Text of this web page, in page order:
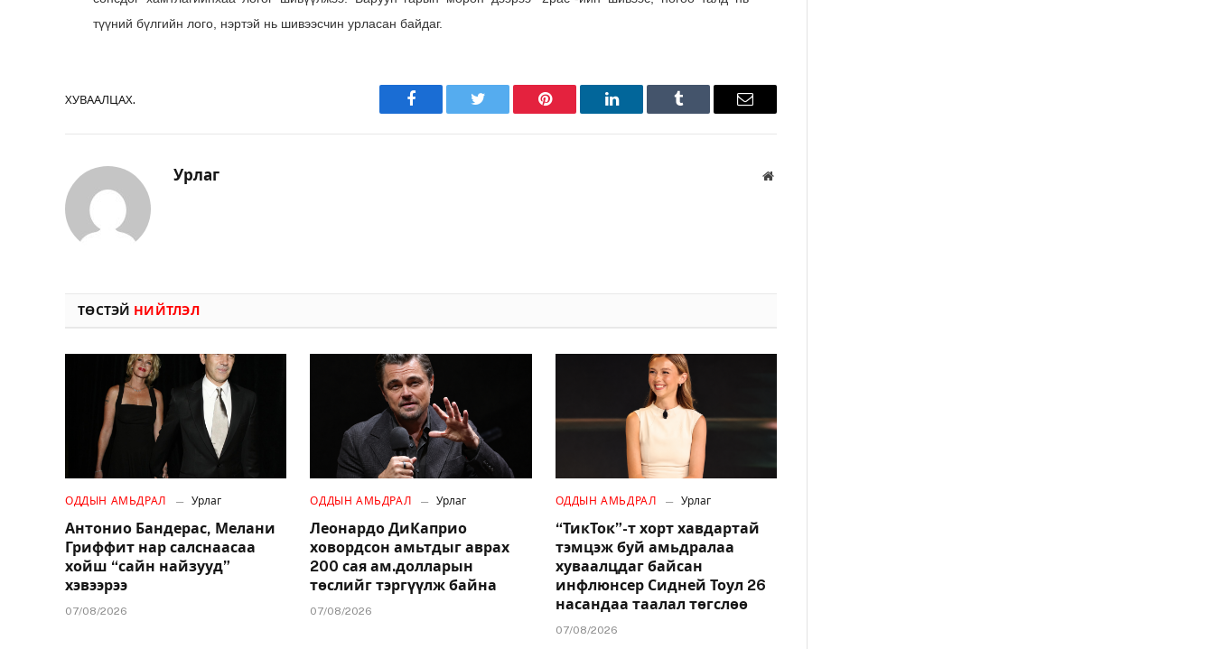
түүний бүлгийн лого, нэртэй нь шивээсчин урласан байдаг.
ХУВААЛЦАХ.
Facebook Twitter Pinterest LinkedIn Tumblr Имэйл
Урлаг Вэбсайт
ТӨСТЭЙ НИЙТЛЭЛ
ОДДЫН АМЬДРАЛ Урлаг
Антонио Бандерас, Мелани
Гриффит нар салснаасаа
хойш “сайн найзууд”
хэвээрээ
07/08/2026
ОДДЫН АМЬДРАЛ Урлаг
Леонардо ДиКаприо
ховордсон амьтдыг аврах
200 сая ам.долларын
төслийг тэргүүлж байна
07/08/2026
ОДДЫН АМЬДРАЛ Урлаг
“ТикТок”-т хорт хавдартай
тэмцэж буй амьдралаа
хуваалцдаг байсан
инфлюнсер Сидней Тоул 26
насандаа таалал төгслөө
07/08/2026